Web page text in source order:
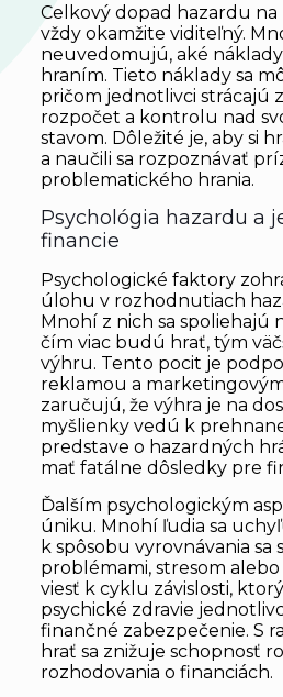
Celkový dopad hazardu
vždy okamžite viditeľný.
neuvedomujú, aké náklady
hraním. Tieto náklady sa
pričom jednotlivci strácajú
rozpočet a kontrolu nad
stavom. Dôležité je, aby si
a naučili sa rozpoznávať
problematického hrania.
Psychológia hazardu a
financie
Psychologické faktory
úlohu v rozhodnutiach
Mnohí z nich sa spoliehajú
čím viac budú hrať, tým
výhru. Tento pocit je
reklamou a
zaručujú, že výhra je na
myšlienky vedú k
predstave o hazardných
mať fatálne dôsledky pre
Ďalším psychologickým
úniku. Mnohí ľudia sa
k spôsobu vyrovnávania sa
problémami, stresom
viesť k cyklu závislosti,
psychické zdravie
finančné zabezpečenie. S
hrať sa znižuje schopnosť
rozhodovania o financiách.